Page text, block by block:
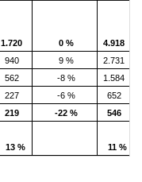
1.720 0 % 4.918
940 9 % 2.731
562 -8 % 1.584
227 -6 %
652
219 -22 %
546
13 % 11 %